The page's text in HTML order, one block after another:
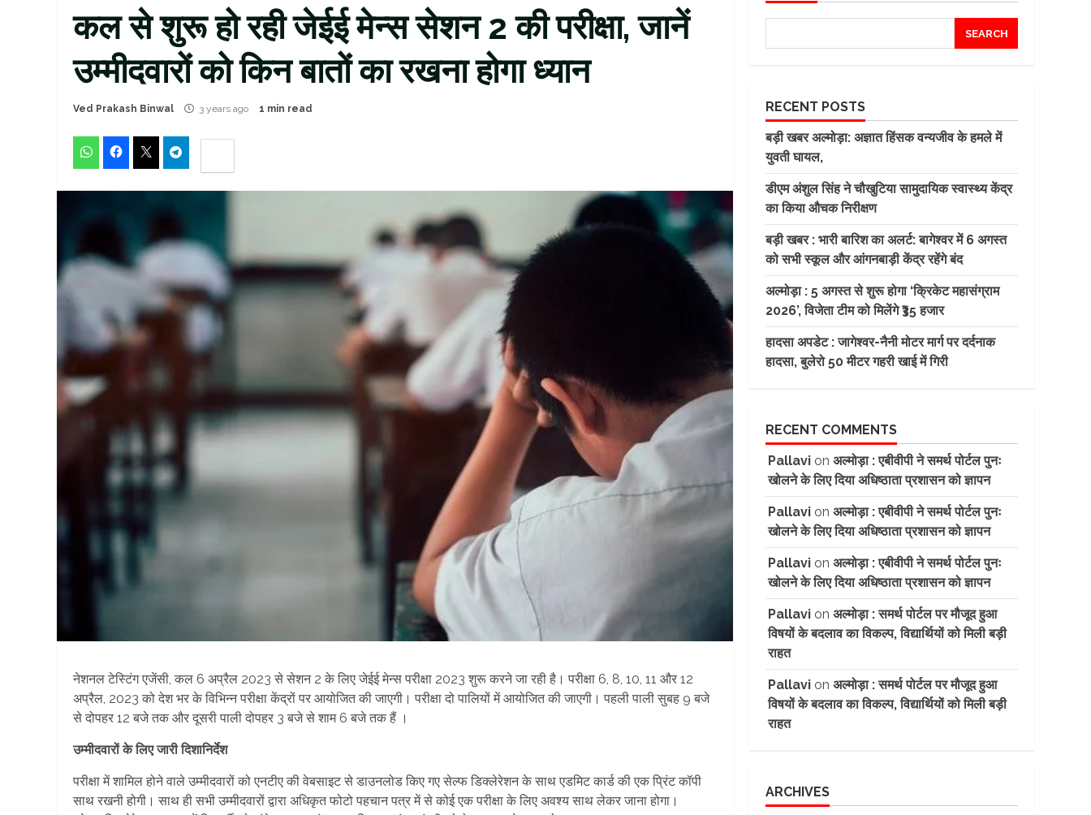
कल से शुरू हो रही जेईई मेन्स सेशन 2 की परीक्षा, जानें
उम्मीदवारों को किन बातों का रखना होगा ध्यान
Ved Prakash Binwal 3 years ago 1 min read
नेशनल टेस्टिंग एजेंसी, कल 6 अप्रैल 2023 से सेशन 2 के लिए जेईई मेन्स परीक्षा 2023 शुरू करने जा रही है। परीक्षा 6, 8, 10, 11 और 12
अप्रैल, 2023 को देश भर के विभिन्न परीक्षा केंद्रों पर आयोजित की जाएगी। परीक्षा दो पालियों में आयोजित की जाएगी। पहली पाली सुबह 9 बजे
से दोपहर 12 बजे तक और दूसरी पाली दोपहर 3 बजे से शाम 6 बजे तक हैं ।
उम्मीदवारों के लिए जारी दिशानिर्देश
परीक्षा में शामिल होने वाले उम्मीदवारों को एनटीए की वेबसाइट से डाउनलोड किए गए सेल्फ डिक्लेरेशन के साथ एडमिट कार्ड की एक प्रिंट कॉपी
साथ रखनी होगी। साथ ही सभी उम्मीदवारों द्वारा अधिकृत फोटो पहचान पत्र में से कोई एक परीक्षा के लिए अवश्य साथ लेकर जाना होगा।
SEARCH
RECENT POSTS
बड़ी खबर अल्मोड़ा: अज्ञात हिंसक वन्यजीव के हमले में
युवती घायल,
डीएम अंशुल सिंह ने चौखुटिया सामुदायिक स्वास्थ्य केंद्र
का किया औचक निरीक्षण
बड़ी खबर : भारी बारिश का अलर्ट: बागेश्वर में 6 अगस्त
को सभी स्कूल और आंगनबाड़ी केंद्र रहेंगे बंद
अल्मोड़ा : 5 अगस्त से शुरू होगा ‘क्रिकेट महासंग्राम
2026’, विजेता टीम को मिलेंगे ₹35 हजार
हादसा अपडेट : जागेश्वर-नैनी मोटर मार्ग पर दर्दनाक
हादसा, बुलेरो 50 मीटर गहरी खाई में गिरी
RECENT COMMENTS
Pallavion अल्मोड़ा : एबीवीपी ने समर्थ पोर्टल पुनः
खोलने के लिए दिया अधिष्ठाता प्रशासन को ज्ञापन
Pallavion अल्मोड़ा : एबीवीपी ने समर्थ पोर्टल पुनः
खोलने के लिए दिया अधिष्ठाता प्रशासन को ज्ञापन
Pallavion अल्मोड़ा : एबीवीपी ने समर्थ पोर्टल पुनः
खोलने के लिए दिया अधिष्ठाता प्रशासन को ज्ञापन
Pallavion अल्मोड़ा : समर्थ पोर्टल पर मौजूद हुआ
विषयों के बदलाव का विकल्प, विद्यार्थियों को मिली बड़ी
राहत
Pallavion अल्मोड़ा : समर्थ पोर्टल पर मौजूद हुआ
विषयों के बदलाव का विकल्प, विद्यार्थियों को मिली बड़ी
राहत
ARCHIVES